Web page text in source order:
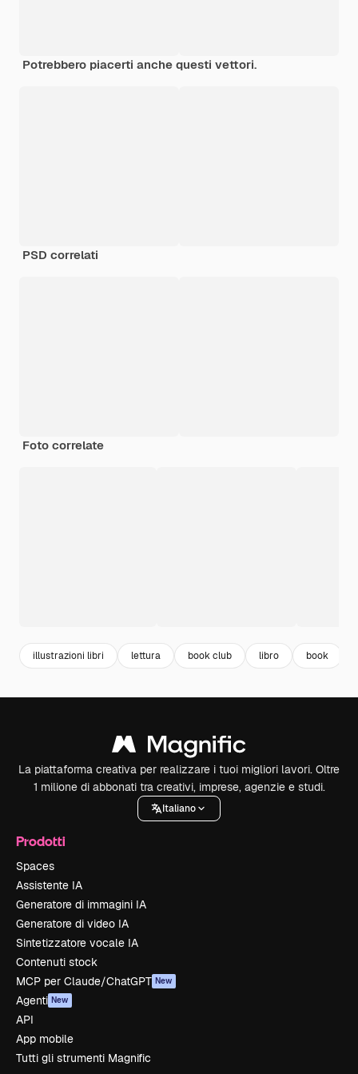
Potrebbero piacerti anche questi vettori.
PSD correlati
Foto correlate
illustrazioni libri lettura book club libro book
La piattaforma creativa per realizzare i tuoi migliori lavori. Oltre
1 milione di abbonati tra creativi, imprese, agenzie e studi.
Italiano
Prodotti
Spaces
Assistente IA
Generatore di immagini IA
Generatore di video IA
Sintetizzatore vocale IA
Contenuti stock
MCP per Claude/ChatGPT New
Agenti New
API
App mobile
Tutti gli strumenti Magnific